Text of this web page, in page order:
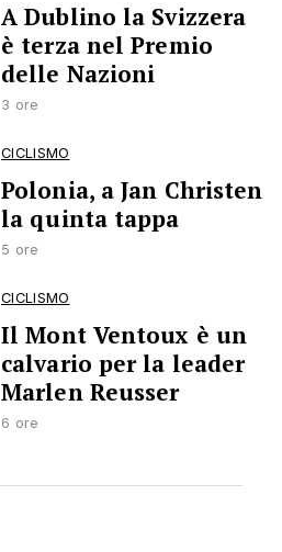
A Dublino la Svizzera
è terza nel Premio
delle Nazioni
3 ore
CICLISMO
Polonia, a Jan Christen
la quinta tappa
5 ore
CICLISMO
Il Mont Ventoux è un
calvario per la leader
Marlen Reusser
6 ore